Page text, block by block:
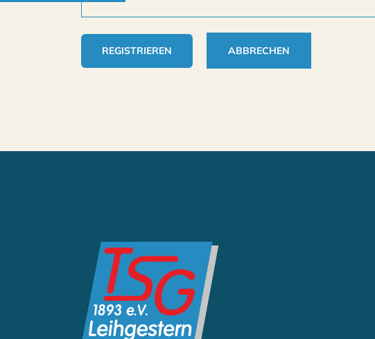
REGISTRIEREN ABBRECHEN